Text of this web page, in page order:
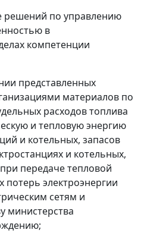
решений по управлению
в
компетенции
представленных
материалов по
расходов топлива
и тепловую энергию
и котельных, запасов
и котельных,
передаче тепловой
потерь электроэнергии
сетям и
министерства